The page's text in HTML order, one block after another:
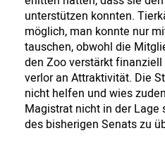
unterstützen konnten.
möglich, man konnte nur
tauschen, obwohl die
den Zoo verstärkt
verlor an Attraktivität. Die
nicht helfen und wies
Magistrat nicht in der Lage
des bisherigen Senats zu